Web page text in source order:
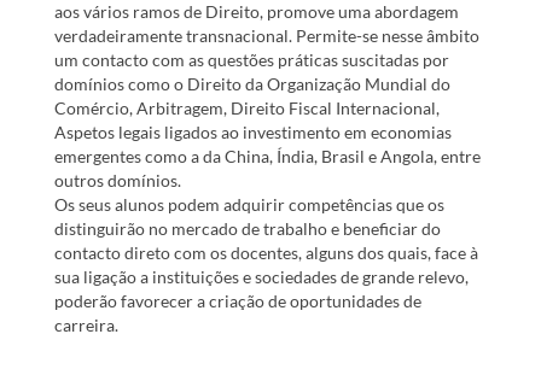
aos vários ramos de Direito, promove uma abordagem
verdadeiramente transnacional. Permite-se nesse âmbito
um contacto com as questões práticas suscitadas por
domínios como o Direito da Organização Mundial do
Comércio, Arbitragem, Direito Fiscal Internacional,
Aspetos legais ligados ao investimento em economias
emergentes como a da China, Índia, Brasil e Angola, entre
outros domínios.
Os seus alunos podem adquirir competências que os
distinguirão no mercado de trabalho e beneficiar do
contacto direto com os docentes, alguns dos quais, face à
sua ligação a instituições e sociedades de grande relevo,
poderão favorecer a criação de oportunidades de
carreira.